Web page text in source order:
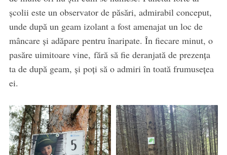
școlii este un observator de păsări, admirabil conceput,
unde după un geam izolant a fost amenajat un loc de
mâncare și adăpare pentru înaripate. În fiecare minut, o
pasăre uimitoare vine, fără să fie deranjată de prezența
ta de după geam, și poți să o admiri în toată frumusețea
ei.